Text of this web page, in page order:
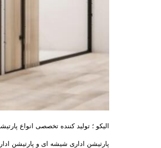
الیکو ؛ تولید کننده تخصصی انواع
پارتیشن اداری شیشه ای و پارتیشن اداری